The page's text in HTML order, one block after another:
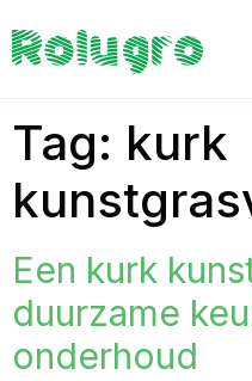
Tag: kurk
Een kurk
duurzame
onderhoud